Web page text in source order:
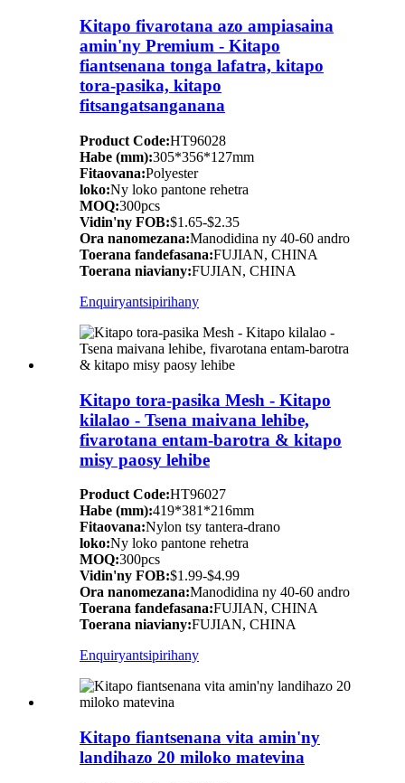
Kitapo fivarotana azo ampiasaina
amin'ny Premium - Kitapo
fiantsenana tonga lafatra, kitapo
tora-pasika, kitapo
fitsangatsanganana
Product Code:HT96028
Habe (mm):305*356*127mm
Fitaovana:Polyester
loko:Ny loko pantone rehetra
MOQ:300pcs
Vidin'ny FOB:$1.65-$2.35
Ora nanomezana:Manodidina ny 40-60 andro
Toerana fandefasana:FUJIAN, CHINA
Toerana niaviany:FUJIAN, CHINA
Enquiryantsipirihany
Kitapo tora-pasika Mesh - Kitapo
kilalao - Tsena maivana lehibe,
fivarotana entam-barotra & kitapo
misy paosy lehibe
Product Code:HT96027
Habe (mm):419*381*216mm
Fitaovana:Nylon tsy tantera-drano
loko:Ny loko pantone rehetra
MOQ:300pcs
Vidin'ny FOB:$1.99-$4.99
Ora nanomezana:Manodidina ny 40-60 andro
Toerana fandefasana:FUJIAN, CHINA
Toerana niaviany:FUJIAN, CHINA
Enquiryantsipirihany
Kitapo fiantsenana vita amin'ny
landihazo 20 miloko matevina